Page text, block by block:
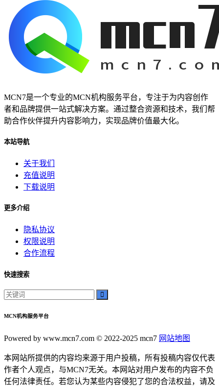
改变了我们的娱乐方式
数字内容part1:在当今的数字化时代
网络娱乐
视频网页
游戏物品
游戏高级资源
游戏代挂服务
提升游戏等级
让您的游戏生活更加轻松愉快。QQ代挂
本文将为您详细介绍QQ等级代挂的好处和选择优质代挂服务
启示感动
神秘美丽
远方故事
桃陌
网络销售
QQ客服
企业增长
生活窍门
时尚美妆
个人展示
创意达人
快手投流
红人成长历程
明星背后的故事
最新电影
MCN7是一个专业的MCN机构服务平台，专注于为内容创作
者和品牌提供一站式解决方案。通过整合资源和技术，我们帮
助合作伙伴提升内容影响力，实现品牌价值最大化。
本站导航
关于我们
充值说明
下载说明
更多介绍
隐私协议
权限说明
合作流程
快速搜索
MCN机构服务平台
Powered by www.mcn7.com © 2022-2025 mcn7 网站地图
本网站所提供的内容均来源于用户投稿，所有投稿内容仅代表
作者个人观点，与MCN7无关。本网站对用户发布的内容不负
任何法律责任。若您认为某些内容侵犯了您的合法权益，请及